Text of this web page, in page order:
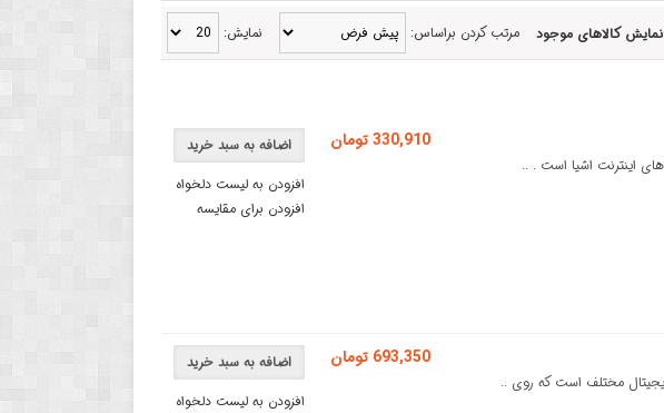
نمایش: مرتب کردن براساس: نمایش کالاهای موجود
اضافه به سبد خرید
افزودن به لیست دلخواه
افزودن برای مقایسه
330,910 تومان
اضافه به سبد خرید
افزودن به لیست دلخواه
693,350 تومان